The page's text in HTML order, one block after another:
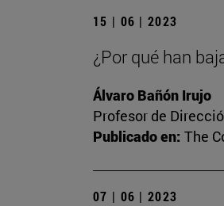
15 | 06 | 2023
¿Por qué han
Álvaro Bañón Irujo
Profesor de
Publicado en: The
07 | 06 | 2023